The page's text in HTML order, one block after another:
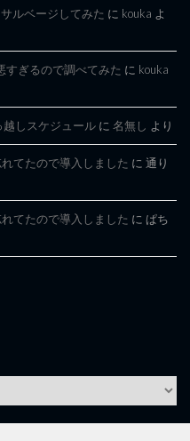
ルベージしてみた に kouka よ
すぎるので調べてみた に kouka
越しスケジュール に 名無し より
てたので導入しました に 通り
てたので導入しました に ぱち